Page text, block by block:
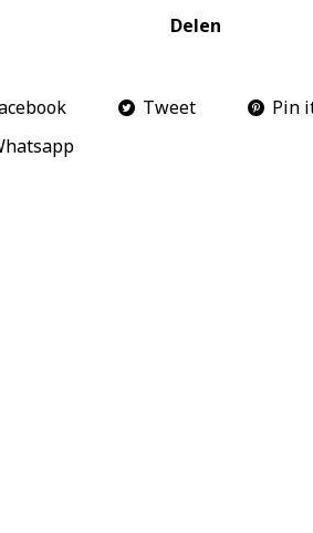
Delen
Tweet
Pin